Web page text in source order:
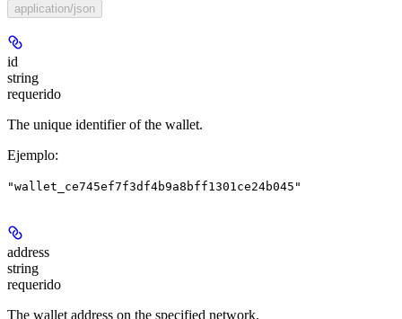
application/json
id
string
requerido
The unique identifier of the wallet.
Ejemplo:
"wallet_ce745ef7f3df4b9a8bff1301ce24b045"
address
string
requerido
The wallet address on the specified network.